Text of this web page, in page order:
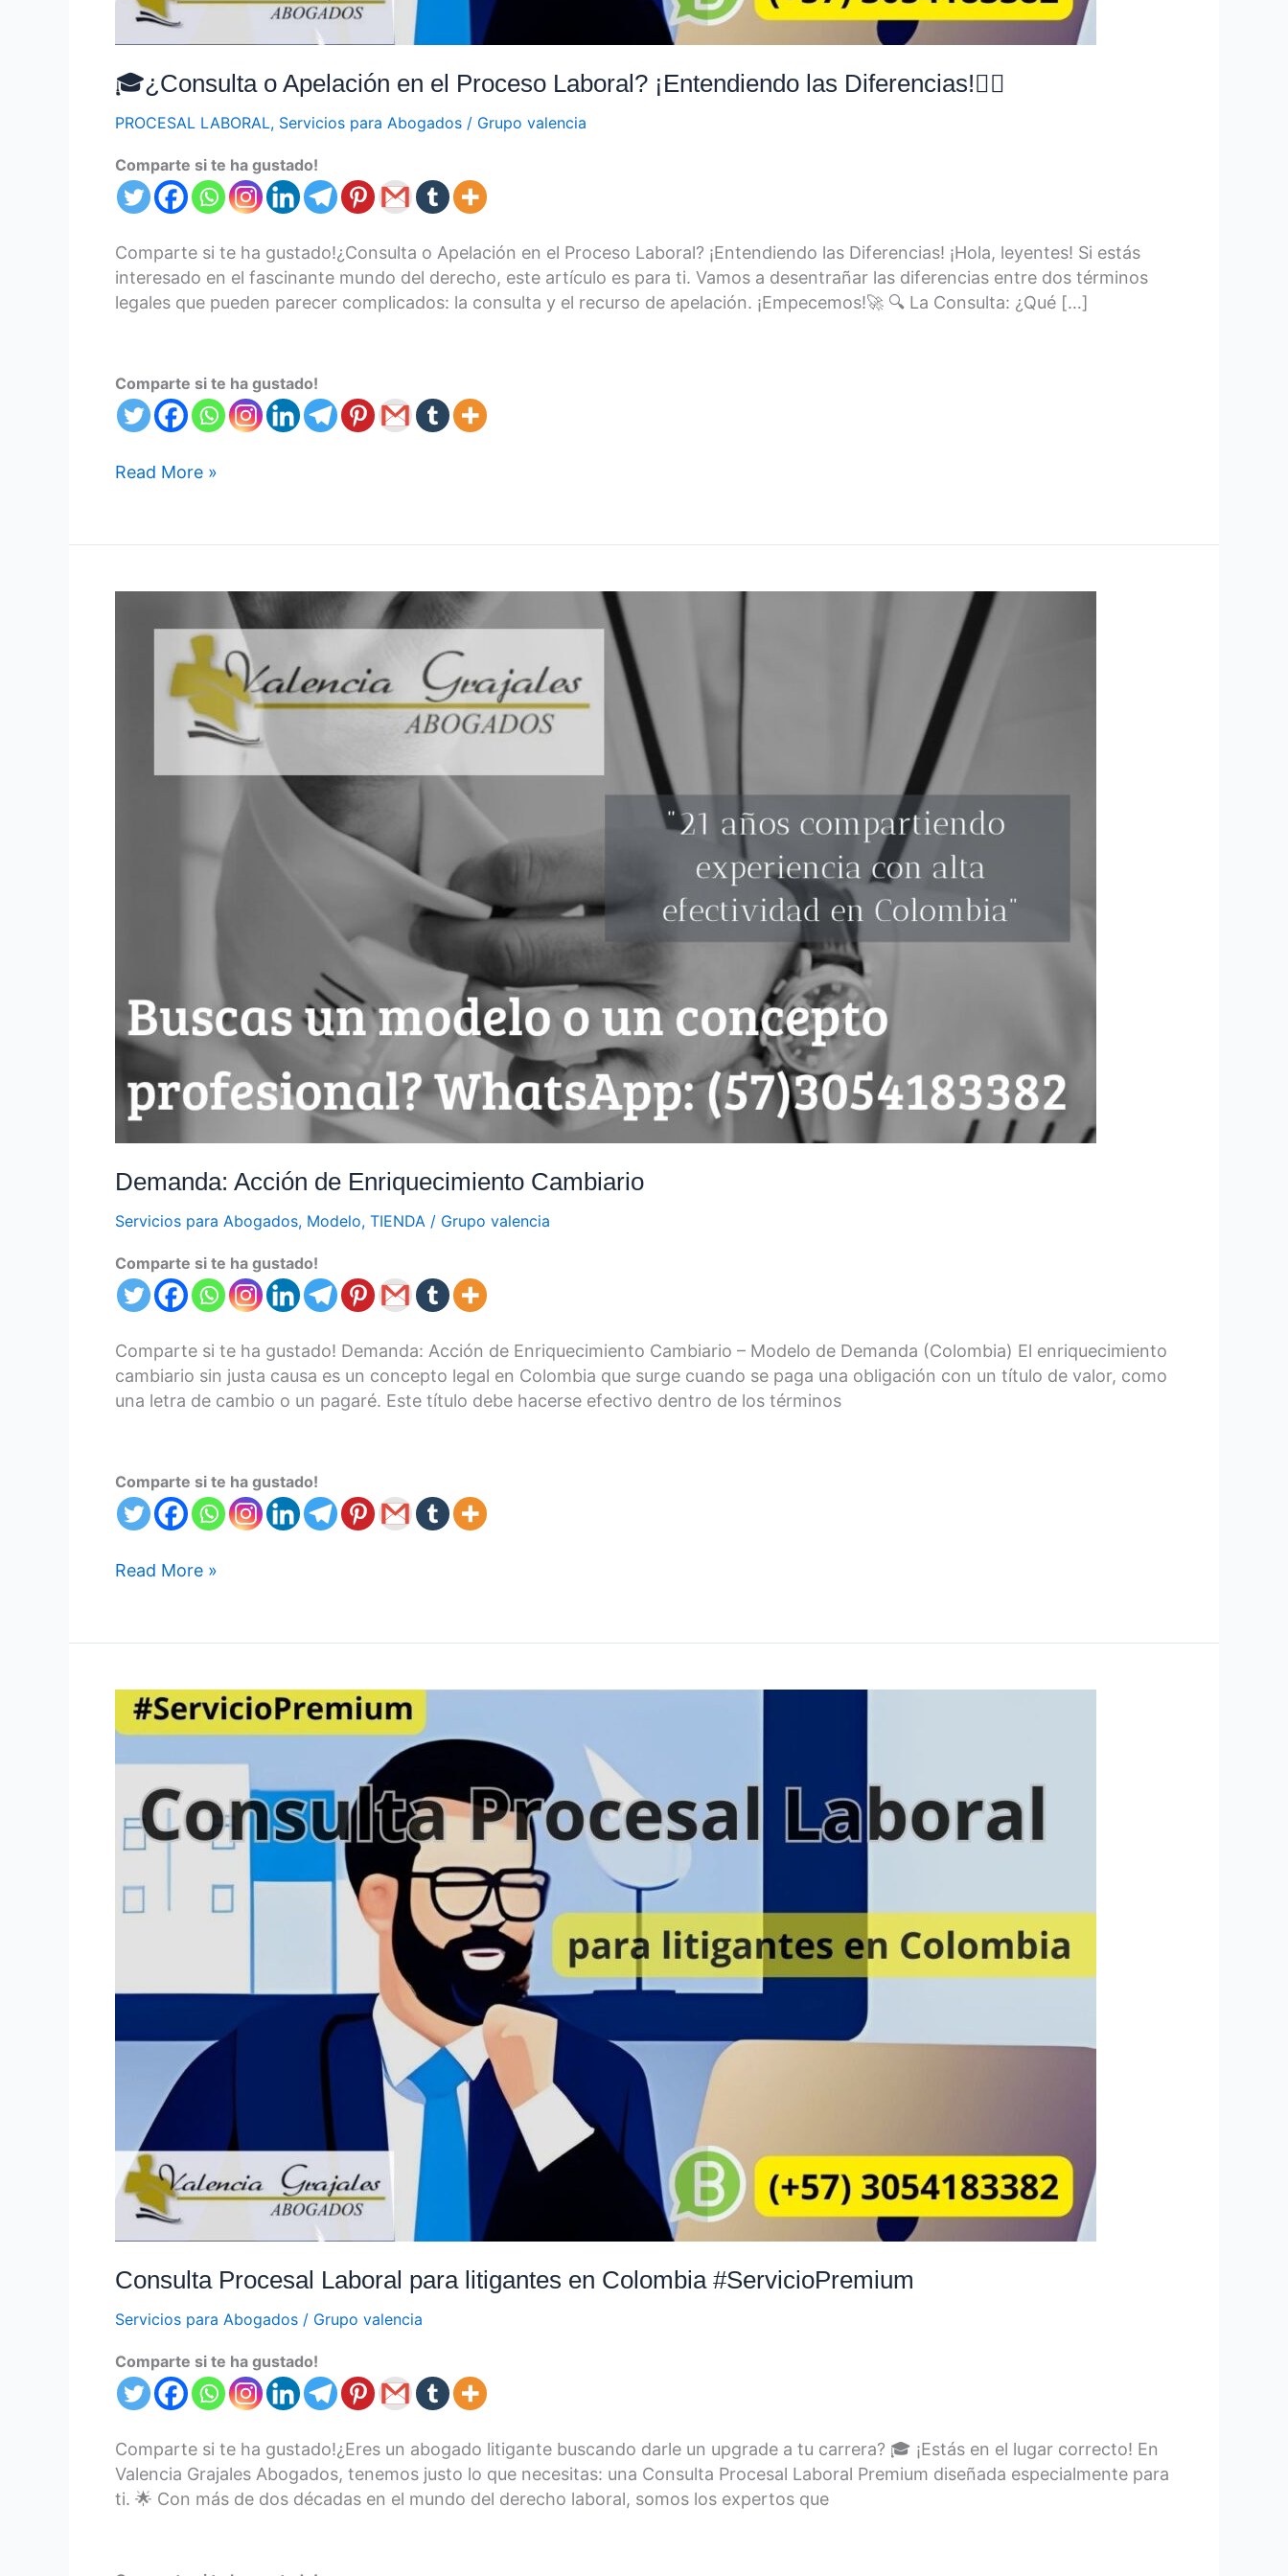
🎓¿Consulta o Apelación en el Proceso Laboral? ¡Entendiendo las Diferencias!👨‍⚖️
PROCESAL LABORAL, Servicios para Abogados / Grupo valencia
Comparte si te ha gustado!
Comparte si te ha gustado!¿Consulta o Apelación en el Proceso Laboral? ¡Entendiendo las Diferencias! ¡Hola, leyentes! Si estás
interesado en el fascinante mundo del derecho, este artículo es para ti. Vamos a desentrañar las diferencias entre dos términos
legales que pueden parecer complicados: la consulta y el recurso de apelación. ¡Empecemos!🚀 🔍 La Consulta: ¿Qué […]
Comparte si te ha gustado!
Read More »
Demanda: Acción de Enriquecimiento Cambiario
Servicios para Abogados, Modelo, TIENDA / Grupo valencia
Comparte si te ha gustado!
Comparte si te ha gustado! Demanda: Acción de Enriquecimiento Cambiario – Modelo de Demanda (Colombia) El enriquecimiento
cambiario sin justa causa es un concepto legal en Colombia que surge cuando se paga una obligación con un título de valor, como
una letra de cambio o un pagaré. Este título debe hacerse efectivo dentro de los términos
Comparte si te ha gustado!
Acción
Enriquecimiento
Cambiario
Read More »
Consulta Procesal Laboral para litigantes en Colombia #ServicioPremium
Servicios para Abogados / Grupo valencia
Comparte si te ha gustado!
Comparte si te ha gustado!¿Eres un abogado litigante buscando darle un upgrade a tu carrera? 🎓 ¡Estás en el lugar correcto! En
Valencia Grajales Abogados, tenemos justo lo que necesitas: una Consulta Procesal Laboral Premium diseñada especialmente para
ti. 🌟 Con más de dos décadas en el mundo del derecho laboral, somos los expertos que
Consulta
Procesal
litigantes
en
Colombia
#ServicioPremium